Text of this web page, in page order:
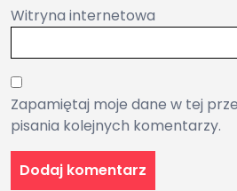
Witryna internetowa
Zapamiętaj moje dane w tej
pisania kolejnych komentarzy.